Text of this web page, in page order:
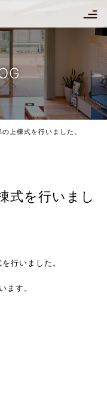
上棟式を行いました。
式を行いまし
行いました。
ます。